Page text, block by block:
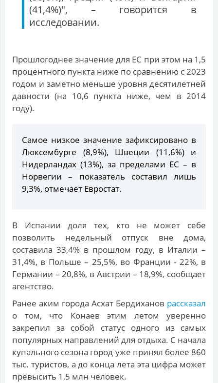
(41,4%)", – говорится в
исследовании.
Прошлогоднее значение для ЕС при этом на 1,5
процентного пункта ниже по сравнению с 2023
годом и заметно меньше уровня десятилетней
давности (на 10,6 пункта ниже, чем в 2014
году).
Самое низкое значение зафиксировано в
Люксембурге (8,9%), Швеции (11,6%) и
Нидерландах (13%), за пределами ЕС – в
Норвегии – показатель составил лишь
9,3%, отмечает Евростат.
В Испании доля тех, кто не может себе
позволить недельный отпуск вне дома,
составила 33,4% в прошлом году, в Италии –
31,4%, в Польше – 25,5%, во Франции - 22%, в
Германии – 20,8%, в Австрии – 18,9%, сообщает
агентство.
Ранее аким города Асхат Бердиханов рассказал
о том, что Конаев этим летом уверенно
закрепил за собой статус одного из самых
популярных направлений для отдыха. С начала
купального сезона город уже принял более 860
тыс. туристов, а до конца лета эта цифра может
превысить 1,5 млн человек.